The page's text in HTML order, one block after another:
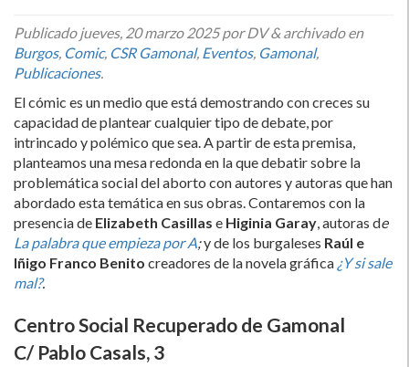
Publicadojueves, 20 marzo 2025por DV&archivado en
Burgos, Comic, CSR Gamonal, Eventos, Gamonal,
Publicaciones.
El cómic es un medio que está demostrando con creces su
capacidad de plantear cualquier tipo de debate, por
intrincado y polémico que sea. A partir de esta premisa,
planteamos una mesa redonda en la que debatir sobre la
problemática social del aborto con autores y autoras que han
abordado esta temática en sus obras. Contaremos con la
presencia de Elizabeth Casillas e Higinia Garay, autoras de
La palabra que empieza por A;y de los burgaleses Raúl e
Iñigo Franco Benito creadores de la novela gráfica ¿Y si sale
mal?.
Centro Social Recuperado de Gamonal
C/ Pablo Casals, 3